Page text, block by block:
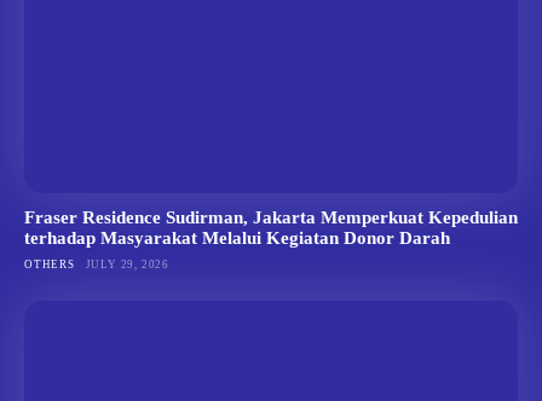
Fraser Residence Sudirman, Jakarta Memperkuat Kepedulian
terhadap Masyarakat Melalui Kegiatan Donor Darah
OTHERS JULY 29, 2026